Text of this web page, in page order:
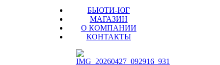
БЬЮТИ-ЮГ
МАГАЗИН
О КОМПАНИИ
КОНТАКТЫ